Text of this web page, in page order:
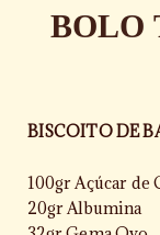
BOLO
BISCOITO DE
100gr Açúcar de
20gr Albumina